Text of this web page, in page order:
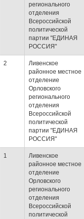
регионального
отделения
Всероссийской
политической
партии "ЕДИНАЯ
РОССИЯ"
2
Ливенское
районное местное
отделение
Орловского
регионального
отделения
Всероссийской
политической
партии "ЕДИНАЯ
РОССИЯ"
1
Ливенское
районное местное
отделение
Орловского
регионального
отделения
Всероссийской
политической